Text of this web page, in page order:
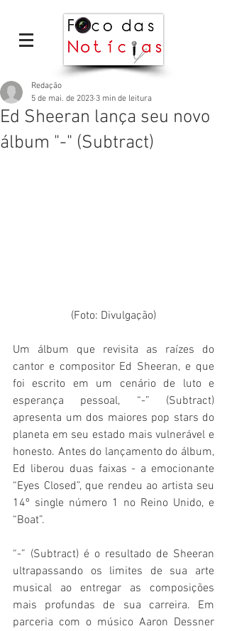
Ed Sheeran lança seu novo
álbum "-" (Subtract)
Redação
5 de mai. de 2023 3 min de leitura
(Foto: Divulgação)
Um álbum que revisita as raízes do
cantor e compositor Ed Sheeran, e que
foi escrito em um cenário de luto e
esperança pessoal, “-” (Subtract)
apresenta um dos maiores pop stars do
planeta em seu estado mais vulnerável e
honesto. Antes do lançamento do álbum,
Ed liberou duas faixas - a emocionante
“Eyes Closed”, que rendeu ao artista seu
14º single número 1 no Reino Unido, e
“Boat”.
“-” (Subtract) é o resultado de Sheeran
ultrapassando os limites de sua arte
musical ao entregar as composições
mais profundas de sua carreira. Em
parceria com o músico Aaron Dessner